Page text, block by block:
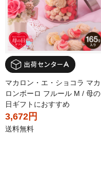
マカロン・エ・ショコラ マカ
ロンボーロ フルール M / 母の
日ギフトにおすすめ
3,672円
送料無料